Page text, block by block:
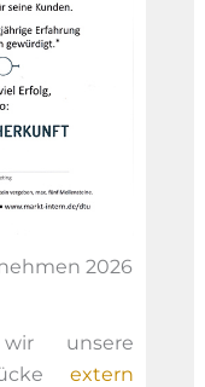
2026
wir unsere
extern